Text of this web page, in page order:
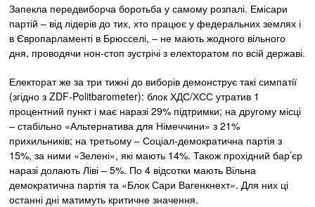
Запекла передвиборча боротьба у самому розпалі. Емісари
партій – від лідерів до тих, хто працює у федеральних землях і
в Європарламенті в Брюсселі, – не мають жодного вільного
дня, проводячи нон-стоп зустрічі з електоратом по всій державі.
Електорат же за три тижні до виборів демонструє такі симпатії
(згідно з ZDF-Politbarometer): блок ХДС/ХСС утратив 1
процентний пункт і має наразі 29% підтримки; на другому місці
– стабільно «Альтернатива для Німеччини» з 21%
прихильників; на третьому – Соціал-демократична партія з
15%, за ними «Зелені», які мають 14%. Також прохідний бар’єр
наразі долають Ліві – 5%. По 4 відсотки мають Вільна
демократична партія та «Блок Сари Вагенкнехт». Для них ці
останні дні матимуть критичне значення.